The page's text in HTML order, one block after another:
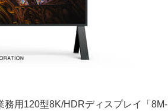
務用120型8K/HDRディスプレイ「8M-